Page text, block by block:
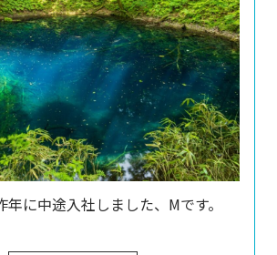
年に中途入社しました、Mです。